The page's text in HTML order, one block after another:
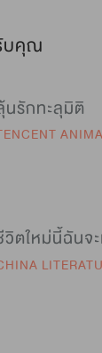
บคุณ
นรักทะลุมิติ